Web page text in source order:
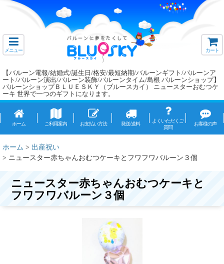
【バルーン電報/結婚式/誕生日/格安/最短納期/バルーンギフト/バルーンア
ート/バルーン演出/バルーン装飾/バルーンタイム/島根 バルーンショップ】
バルーンショップＢＬＵＥＳＫＹ（ブルースカイ） ニュースターおむつケ
ーキ 世界で一つのギフトになります。
メニュー カート
ホーム ご利用案内 お支払い方法 発送/送料
よくいただくご
質問
お客様の声
ホーム > 出産祝い
> ニュースター赤ちゃんおむつケーキとフワフワバルーン３個
ニュースター赤ちゃんおむつケーキと
フワフワバルーン３個